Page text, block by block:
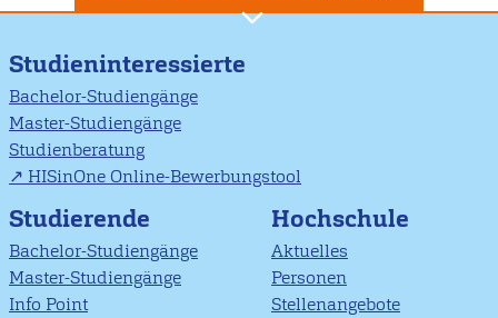
Studieninteressierte
Bachelor-Studiengänge
Master-Studiengänge
Studienberatung
HISinOne Online-Bewerbungstool
Studierende
Bachelor-Studiengänge
Master-Studiengänge
Info Point
Hochschule
Aktuelles
Personen
Stellenangebote